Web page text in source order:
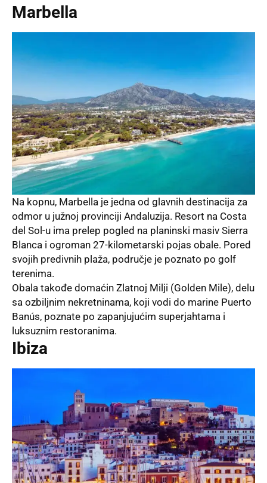
Marbella
Na kopnu, Marbella je jedna od glavnih destinacija za
odmor u južnoj provinciji Andaluzija. Resort na Costa
del Sol-u ima prelep pogled na planinski masiv Sierra
Blanca i ogroman 27-kilometarski pojas obale. Pored
svojih predivnih plaža, područje je poznato po golf
terenima.
Obala takođe domaćin Zlatnoj Milji (Golden Mile), delu
sa ozbiljnim nekretninama, koji vodi do marine Puerto
Banús, poznate po zapanjujućim superjahtama i
luksuznim restoranima.
Ibiza